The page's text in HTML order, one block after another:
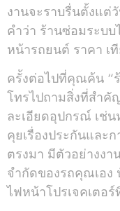
งานจะราบรื่นตั้งแต่
คำว่า ร้านซ่อมระบ
หน้ารถยนต์ ราคา เ
ครั้งต่อไปที่คุณค้น “
โทรไปถามสิ่งที่สำคั
ละเอียดอุปกรณ์ เช่
คุยเรื่องประกันและ
ตรงมา มีตัวอย่างง
จำกัดของรถคุณเอ
ไฟหน้าโปรเจคเตอ